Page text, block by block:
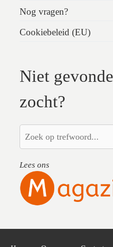
Nog vragen?
Cookiebeleid (EU)
Niet
zocht?
Lees ons